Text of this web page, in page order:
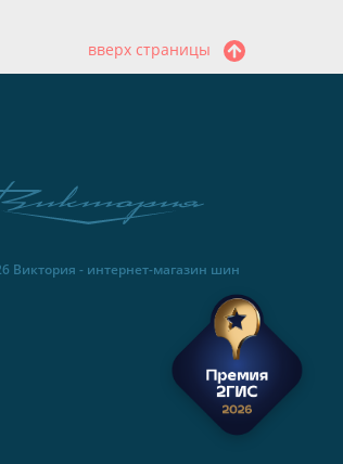
вверх страницы
Виктория - интернет-магазин шин